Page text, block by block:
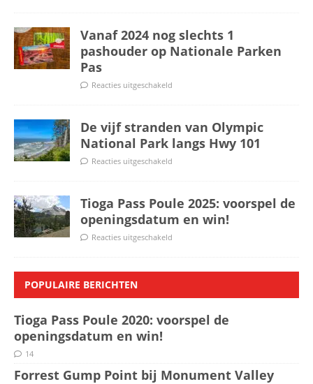
Vanaf 2024 nog slechts 1
pashouder op Nationale Parken
Pas
Reacties uitgeschakeld
De vijf stranden van Olympic
National Park langs Hwy 101
Reacties uitgeschakeld
Tioga Pass Poule 2025: voorspel de
openingsdatum en win!
Reacties uitgeschakeld
POPULAIRE BERICHTEN
Tioga Pass Poule 2020: voorspel de
openingsdatum en win!
14
Forrest Gump Point bij Monument Valley